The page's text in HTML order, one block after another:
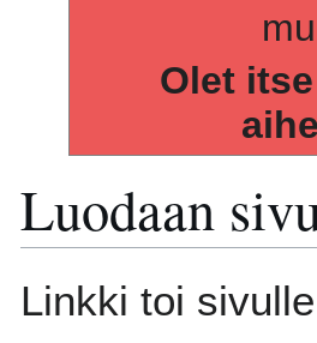
Olet
Luodaan
navigaatioon
hakuun
Linkki toi